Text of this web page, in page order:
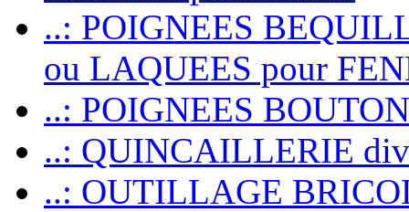
..: POIGNEES
ou LAQUEES pour
..: POIGNEES
..: QUINCAILLERIE
..: OUTILLAGE